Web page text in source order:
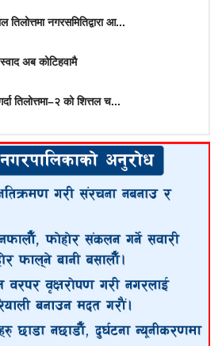
तिलोत्तमा नगरसमितिद्वारा आ...
अब कोटिहवामै
तिलोत्तमा–२ को शित्तल च...